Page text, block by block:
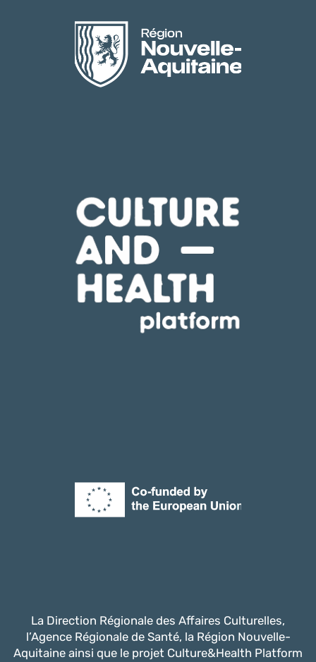
La Direction Régionale des Affaires Culturelles,
l’Agence Régionale de Santé, la Région Nouvelle-
Aquitaine ainsi que le projet Culture&Health Platform